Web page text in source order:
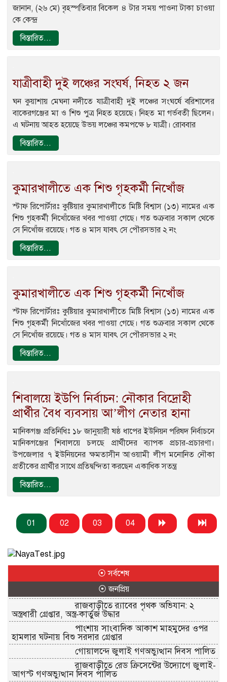
জানান, (২৬ মে) বৃহস্পতিবার বিকেল ৪ টার সময় পাওনা টাকা চাওয়া
কে কেন্দ্র
বিস্তারিত...
যাত্রীবাহী দুই লঞ্চের সংঘর্ষ, নিহত ২ জন
ঘন কুয়াশায় মেঘনা নদীতে যাত্রীবাহী দুই লঞ্চের সংঘর্ষে বরিশালের
বাকেরগঞ্জের মা ও শিশু পুত্র নিহত হয়েছে। নিহত মা গর্ভবতী ছিলেন।
এ ঘটনায় আহত হয়েছে উভয় লঞ্চের কমপক্ষে ৮ যাত্রী। রোববার
বিস্তারিত...
কুমারখালীতে এক শিশু গৃহকর্মী নিখোঁজ
স্টাফ রিপোর্টারঃ কুষ্টিয়ার কুমারখালীতে মিষ্টি বিশ্বাস (১৩) নামের এক
শিশু গৃহকর্মী নিখোঁজের খবর পাওয়া গেছে। গত শুক্রবার সকাল থেকে
সে নিখোঁজ রয়েছে। গত ৪ মাস যাবৎ সে পৌরসভার ২ নং
বিস্তারিত...
কুমারখালীতে এক শিশু গৃহকর্মী নিখোঁজ
স্টাফ রিপোর্টারঃ কুষ্টিয়ার কুমারখালীতে মিষ্টি বিশ্বাস (১৩) নামের এক
শিশু গৃহকর্মী নিখোঁজের খবর পাওয়া গেছে। গত শুক্রবার সকাল থেকে
সে নিখোঁজ রয়েছে। গত ৪ মাস যাবৎ সে পৌরসভার ২ নং
বিস্তারিত...
শিবালয়ে ইউপি নির্বাচন: নৌকার বিদ্রোহী
প্রার্থীর বৈধ ব্যবসায় আ’লীগ নেতার হানা
মানিকগঞ্জ প্রতিনিধিঃ ১৮ জানুয়ারী ষষ্ঠ ধাপের ইউনিয়ন পরিষদ নির্বাচনে
মানিকগঞ্জের শিবালয়ে চলছে প্রার্থীদের ব্যাপক প্রচার-প্রচারণা।
উপজেলার ৭ ইউনিয়নের ক্ষমতাসীন আওয়ামী লীগ মনোনিত নৌকা
প্রতীকের প্রার্থীর সাথে প্রতিদ্বন্দিতা করছেন একাধিক সতন্ত্র
বিস্তারিত...
01 02 03 04
⦿ সর্বশেষ
⦿ জনপ্রিয়
রাজবাড়ীতে র‌্যাবের পৃথক অভিযান: ২
অস্ত্রধারী গ্রেপ্তার, অস্ত্র-কার্তুজ উদ্ধার
পাংশায় সাংবাদিক আকাশ মাহমুদের ওপর
হামলার ঘটনায় বিশু সরদার গ্রেপ্তার
গোয়ালন্দে জুলাই গণঅভ্যুত্থান দিবস পালিত
রাজবাড়ীতে রেড ক্রিসেন্টের উদ্যোগে জুলাই-
আগস্ট গণঅভ্যুত্থান দিবস পালিত